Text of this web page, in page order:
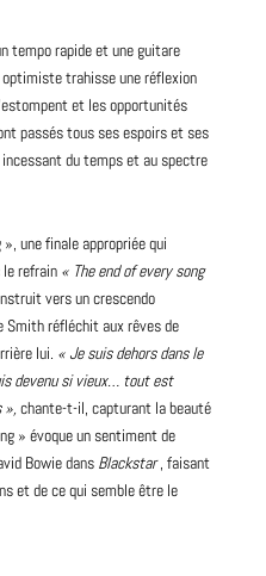
tempo rapide et une guitare
optimiste trahisse une réflexion
et les opportunités
passés tous ses espoirs et ses
du temps et au spectre
une finale appropriée qui
refrain « The end of every song
vers un crescendo
Smith réfléchit aux rêves de
lui. « Je suis dehors dans le
devenu si vieux… tout est
», chante-t-il, capturant la beauté
» évoque un sentiment de
Bowie dans Blackstar, faisant
et de ce qui semble être le